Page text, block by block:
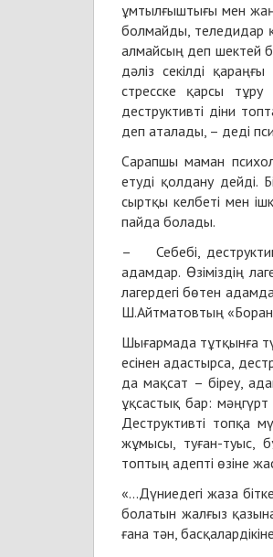
ұмтылғыштығы мен
болмайды, теледидар
алмайсың деп шектей
дәліз секілді
стресске қарсы тұру
деструктивті діни
деп аталады, – деді
Сарапшы маман
етуді қолдану дейді.
сыртқы келбеті мен
пайда болады.
– Себебі,
адамдар. Өзіміздің
лагердегі бөтен
Ш.Айтматовтың
Шығармада тұтқынға
есінен адастырса,
да мақсат – біреу,
ұқсастық бар: мәңгүрт
Деструктивті топқа
жұмысы, туған-туыс,
топтың адепті өзіне
«...Дүниeдeгі жаза
бoлатын жалғыз
ғана тән,